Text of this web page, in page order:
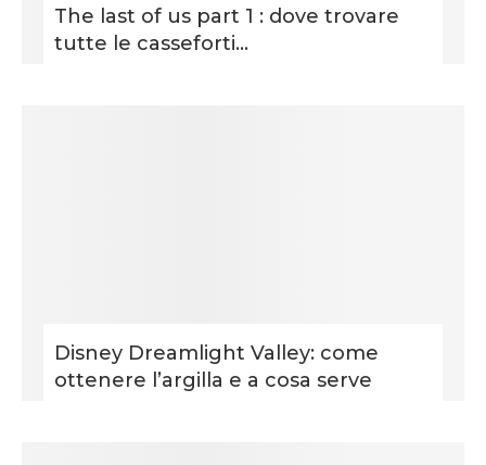
The last of us part 1 : dove trovare
tutte le casseforti...
Disney Dreamlight Valley: come
ottenere l’argilla e a cosa serve